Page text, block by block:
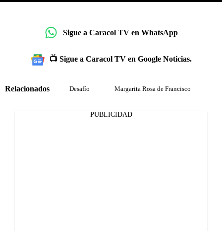
Sigue a Caracol TV en WhatsApp
📺 Sigue a Caracol TV en Google Noticias.
Relacionados Desafío Margarita Rosa de Francisco
PUBLICIDAD